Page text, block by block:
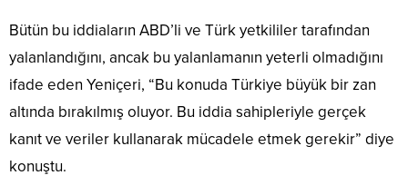
Bütün bu iddiaların ABD’li ve Türk yetkililer tarafından
yalanlandığını, ancak bu yalanlamanın yeterli olmadığını
ifade eden Yeniçeri, “Bu konuda Türkiye büyük bir zan
altında bırakılmış oluyor. Bu iddia sahipleriyle gerçek
kanıt ve veriler kullanarak mücadele etmek gerekir” diye
konuştu.